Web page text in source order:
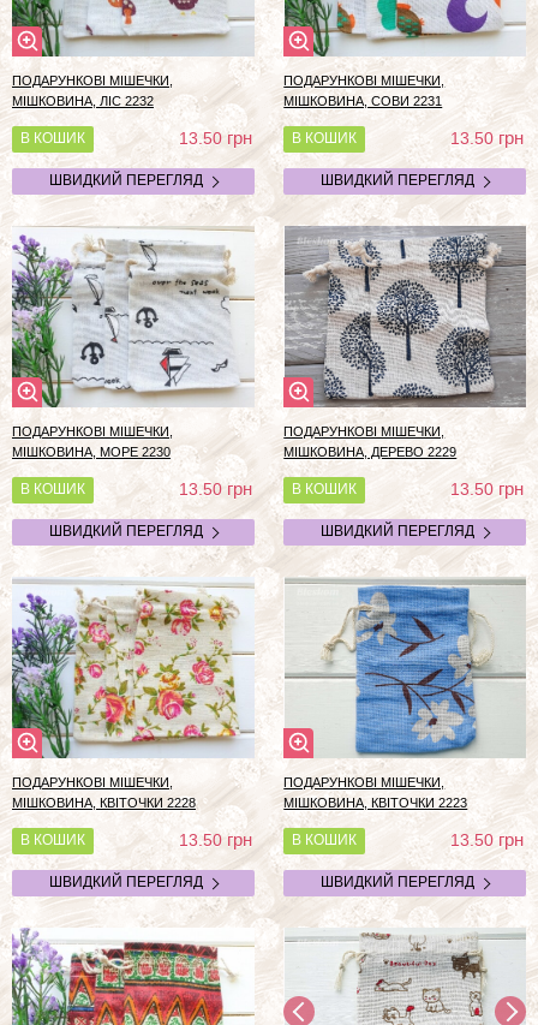
ПОДАРУНКОВІ МІШЕЧКИ,
МІШКОВИНА, ЛІС 2232
В КОШИК 13.50грн
ШВИДКИЙ ПЕРЕГЛЯД
ПОДАРУНКОВІ МІШЕЧКИ,
МІШКОВИНА, СОВИ 2231
В КОШИК 13.50грн
ШВИДКИЙ ПЕРЕГЛЯД
ПОДАРУНКОВІ МІШЕЧКИ,
МІШКОВИНА, МОРЕ 2230
В КОШИК 13.50грн
ШВИДКИЙ ПЕРЕГЛЯД
ПОДАРУНКОВІ МІШЕЧКИ,
МІШКОВИНА, ДЕРЕВО 2229
В КОШИК 13.50грн
ШВИДКИЙ ПЕРЕГЛЯД
ПОДАРУНКОВІ МІШЕЧКИ,
МІШКОВИНА, КВІТОЧКИ 2228
В КОШИК 13.50грн
ШВИДКИЙ ПЕРЕГЛЯД
ПОДАРУНКОВІ МІШЕЧКИ,
МІШКОВИНА, КВІТОЧКИ 2223
В КОШИК 13.50грн
ШВИДКИЙ ПЕРЕГЛЯД